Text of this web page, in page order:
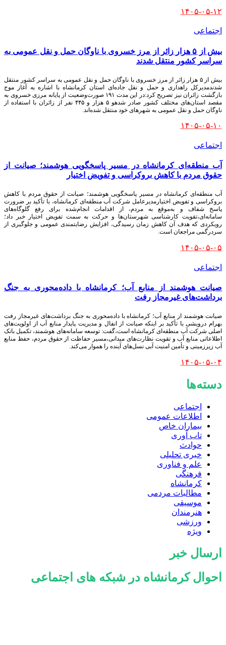
۱۴۰۵-۰۵-۱۲
اجتماعی
بیش از ۵ هزار زائر از مرز خسروی با ناوگان حمل‌ و نقل عمومی به
سراسر کشور منتقل شدند
بیش از ۵ هزار زائر از مرز خسروی با ناوگان حمل‌ و نقل عمومی به سراسر کشور منتقل
شدندمدیرکل راهداری و حمل‌ و نقل جاده‌ای استان کرمانشاه با اشاره به آغاز موج
بازگشت زائران نیز تصریح کرد:در این مدت ۱۹۱ صورت‌وضعیت از پایانه مرزی خسروی به
مقصد استان‌های مختلف کشور صادر شدهو ۵ هزار و ۴۴۵ نفر از زائران با استفاده از
ناوگان حمل‌ و نقل عمومی به شهرهای خود منتقل شده‌اند.
۱۴۰۵-۰۵-۱۰
اجتماعی
آب منطقه‌ای کرمانشاه در مسیر پاسخگویی هوشمند؛ صیانت از
حقوق مردم با کاهش بروکراسی و تفویض اختیار
آب منطقه‌ای کرمانشاه در مسیر پاسخگویی هوشمند؛ صیانت از حقوق مردم با کاهش
بروکراسی و تفویض اختیارمدیرعامل شرکت آب منطقه‌ای کرمانشاه، با تأکید بر ضرورت
پاسخ شفاف و به‌موقع به مردم، از اقدامات انجام‌شده برای رفع گلوگاه‌های
سامانه‌ای،تقویت کارشناسی شهرستان‌ها و حرکت به سمت تفویض اختیار خبر داد؛
رویکردی که هدف آن کاهش زمان رسیدگی، افزایش رضایتمندی عمومی و جلوگیری از
سردرگمی مراجعان است.
۱۴۰۵-۰۵-۰۵
اجتماعی
صیانت هوشمند از منابع آب؛ کرمانشاه با داده‌محوری به جنگ
برداشت‌های غیرمجاز رفت
صیانت هوشمند از منابع آب؛ کرمانشاه با داده‌محوری به جنگ برداشت‌های غیرمجاز رفت
بهرام درویشی با تأکید بر اینکه صیانت از انفال و مدیریت پایدار منابع آب از اولویت‌های
اصلی شرکت آب منطقه‌ای کرمانشاه است،گفت: توسعه سامانه‌های هوشمند، تکمیل بانک
اطلاعاتی منابع آب و تقویت نظارت‌های میدانی،مسیر حفاظت از حقوق مردم، حفظ منابع
آب زیرزمینی و تأمین امنیت آبی نسل‌های آینده را هموار می‌کند.
۱۴۰۵-۰۵-۰۴
دسته‌ها
اجتماعی
اطلاعات عمومی
بیماران خاص
تاب آوری
حوادث
خبری تحلیلی
علم و فناوری
فرهنگی
کرمانشاه
مطالبات مردمی
موسیقی
هنرمندان
ورزشی
ویژه
ارسال خبر
احوال کرمانشاه در شبکه های اجتماعی